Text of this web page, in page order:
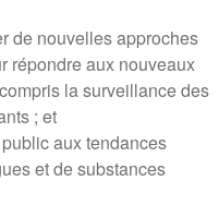
de nouvelles approches
répondre aux nouveaux
la surveillance des
; et
aux tendances
et de substances